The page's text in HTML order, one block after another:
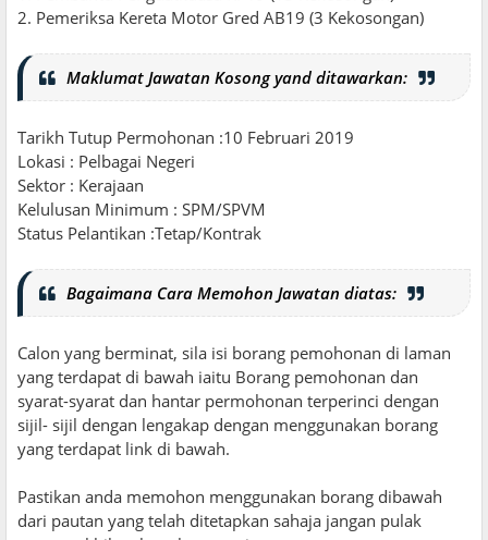
2. Pemeriksa Kereta Motor Gred AB19 (3 Kekosongan)
Maklumat Jawatan Kosong yand ditawarkan:
Tarikh Tutup Permohonan :10 Februari 2019
Lokasi : Pelbagai Negeri
Sektor : Kerajaan
Kelulusan Minimum : SPM/SPVM
Status Pelantikan :Tetap/Kontrak
Bagaimana Cara Memohon Jawatan diatas:
Calon yang berminat, sila isi borang pemohonan di laman
yang terdapat di bawah iaitu Borang pemohonan dan
syarat-syarat dan hantar permohonan terperinci dengan
sijil- sijil dengan lengakap dengan menggunakan borang
yang terdapat link di bawah.
Pastikan anda memohon menggunakan borang dibawah
dari pautan yang telah ditetapkan sahaja jangan pulak